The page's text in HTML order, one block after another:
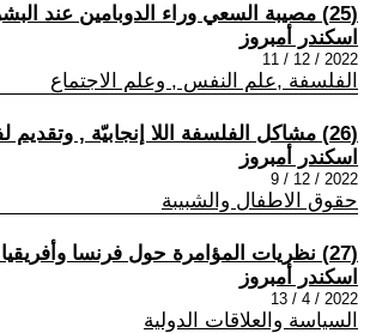
(25) مصيبة السعي وراء الدوبامين عند البشر , كأس العالم كمثال.
اسكندر أمبروز
2022 / 12 / 11
الفلسفة ,علم النفس , وعلم الاجتماع
(26) مشاكل الفلسفة اللا إنجابيّة , وتقديم لفلسفة أفضل.
اسكندر أمبروز
2022 / 12 / 9
حقوق الاطفال والشبيبة
(27) نظريات المؤامرة حول فرنسا وأفريقيا الغربيّة.
اسكندر أمبروز
2022 / 4 / 13
السياسة والعلاقات الدولية